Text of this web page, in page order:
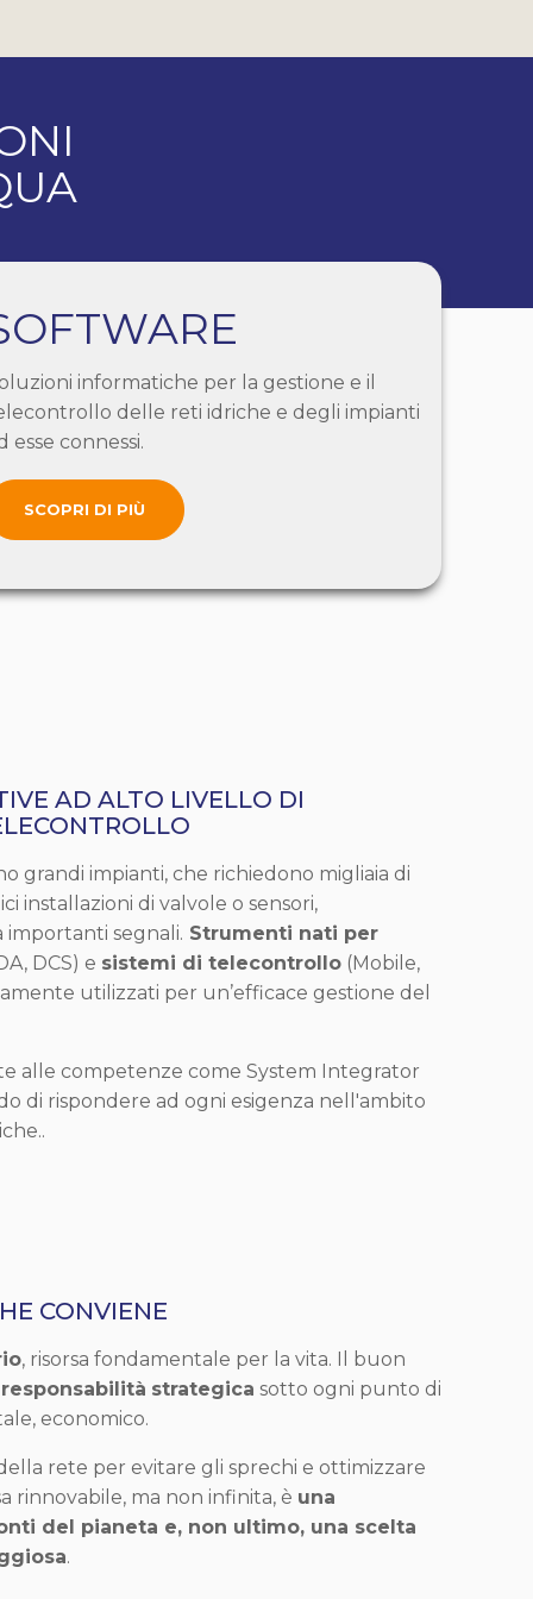
informatiche per la gestione e il
delle reti idriche e degli impianti
esse connessi.
SCOPRI DI PIÙ
AD ALTO LIVELLO DI
grandi impianti, che richiedono migliaia di
installazioni di valvole o sensori,
importanti segnali. Strumenti nati per
DCS) e sistemi di telecontrollo (Mobile,
utilizzati per un’efficace gestione del
alle competenze come System Integrator
di rispondere ad ogni esigenza nell'ambito
CONVIENE
, risorsa fondamentale per la vita. Il buon
responsabilità strategica sotto ogni punto di
economico.
rete per evitare gli sprechi e ottimizzare
rinnovabile, ma non infinita, è una
del pianeta e, non ultimo, una scelta
.